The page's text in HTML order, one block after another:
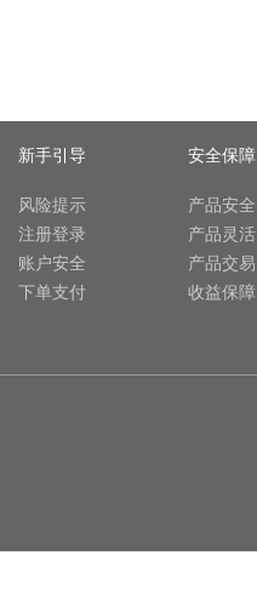
新手引导
风险提示
注册登录
账户安全
下单支付
安全保障
产品安全
产品灵活
产品交易
收益保障